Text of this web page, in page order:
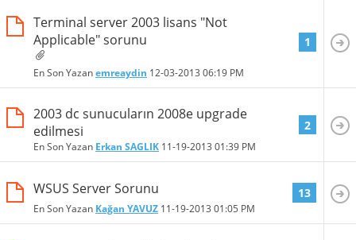
Terminal server 2003 lisans "Not
Applicable" sorunu
En Son Yazanemreaydin 12-03-2013 06:19 PM
1
2003 dc sunucuların 2008e upgrade
edilmesi
En Son Yazan Erkan SAGLIK 11-19-2013 01:39 PM
2
WSUS Server Sorunu
En Son Yazan Kağan YAVUZ 11-19-2013 01:05 PM
13